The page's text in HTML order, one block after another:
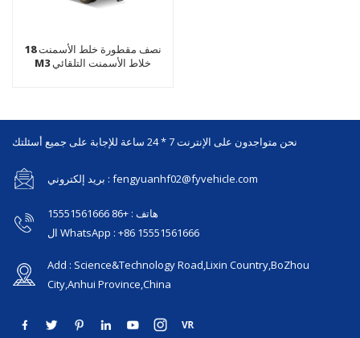
نصف مقطورة خلط الأسمنت 18
M3 خلاط الأسمنت التلقائي
نحن متواجدون على الإنترنت 7 * 24 ساعة للإجابة على جميع أسئلتك
بريد إلكتروني : fengyuanhf02@fyvehicle.com
هاتف : +86 15551561666
ال WhatsApp : +86 15551561666
Add : Science&Technology Road,Lixin Country,BoZhou
City,Anhui Province,China